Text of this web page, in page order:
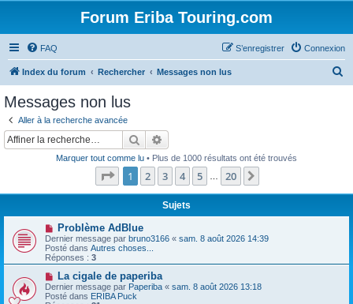
Forum Eriba Touring.com
FAQ Connexion
S’enregistrer
Index du forum Rechercher Messages non lus
Messages non lus
Aller à la recherche avancée
Rechercher
Marquer tout comme lu • Plus de 1000 résultats ont été trouvés
Page 1sur20
1 2 3 4 5 20
Sujets
N
o
u
v
e
a
u
m
e
Problème AdBlue
Dernier message par bruno3166 « sam. 8 août 2026 14:39
Posté dans Autres choses...
Réponses : 3
N
o
u
v
La cigale de paperiba
Dernier message par Paperiba « sam. 8 août 2026 13:18
Posté dans ERIBA Puck